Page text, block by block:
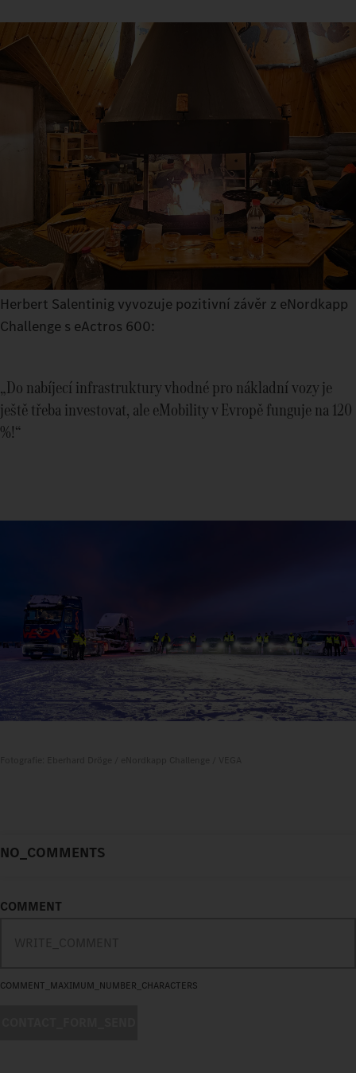
Herbert Salentinig vyvozuje pozitivní závěr z eNordkapp
Challenge s eActros 600:
„Do nabíjecí infrastruktury vhodné pro nákladní vozy je
ještě třeba investovat, ale eMobility v Evropě funguje na 120
%!“
NO_COMMENTS
COMMENT
COMMENT_MAXIMUM_NUMBER_CHARACTERS